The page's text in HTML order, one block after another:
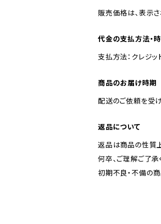
販売価格は、表示
代金の支払方法・
支払方法：クレジ
商品のお届け時期
配送のご依頼を受
返品について
返品は商品の性質
何卒、ご理解ご了承
初期不良・不備の